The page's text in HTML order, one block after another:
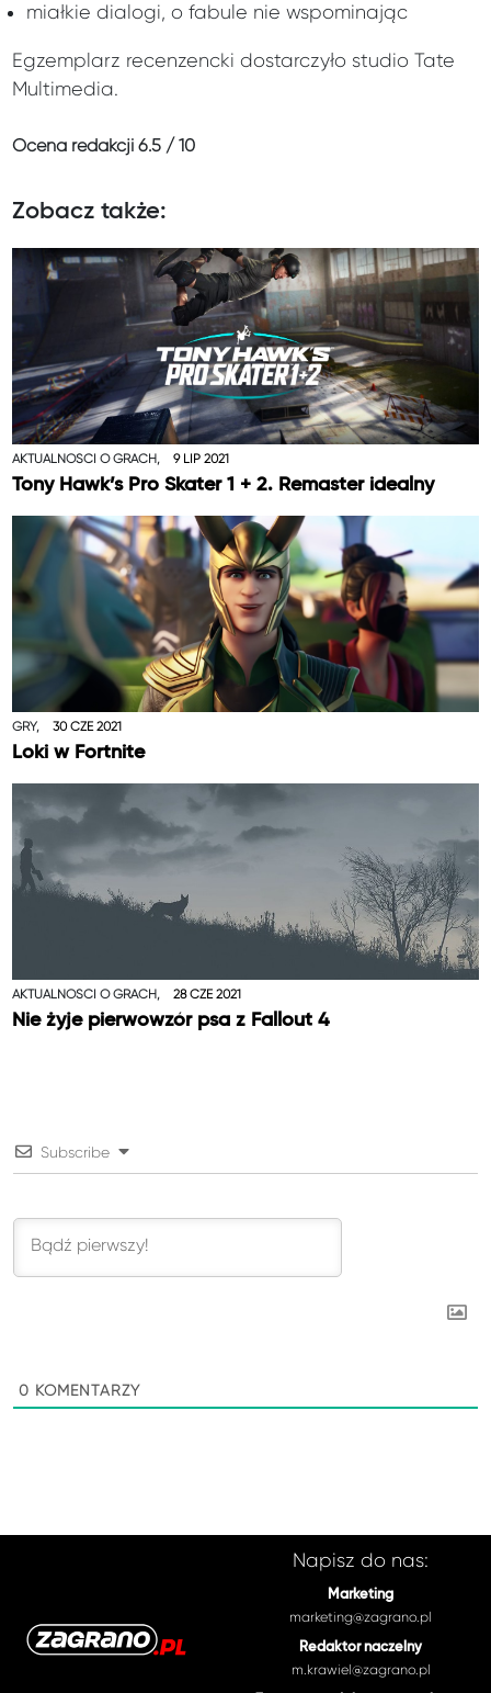
miałkie dialogi, o fabule nie wspominając
Egzemplarz recenzencki dostarczyło studio Tate
Multimedia.
Ocena redakcji6.5 / 10
Zobacz także:
AKTUALNOŚCI O GRACH, 9 LIP 2021
Tony Hawk’s Pro Skater 1 + 2. Remaster idealny
GRY, 30 CZE 2021
Loki w Fortnite
AKTUALNOŚCI O GRACH, 28 CZE 2021
Nie żyje pierwowzór psa z Fallout 4
Subscribe
0 KOMENTARZY
Napisz do nas:
Marketing
marketing@zagrano.pl
Redaktor naczelny
m.krawiel@zagrano.pl